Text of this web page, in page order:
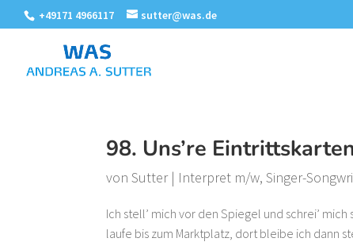
+49171 4966117 sutter@was.de
98. Uns’re
vonSutter| Interpret m/w,Singer-
Ich stell’ mich vor den Spiegel und schrei’
laufe bis zum Marktplatz, dort bleibe ich dann